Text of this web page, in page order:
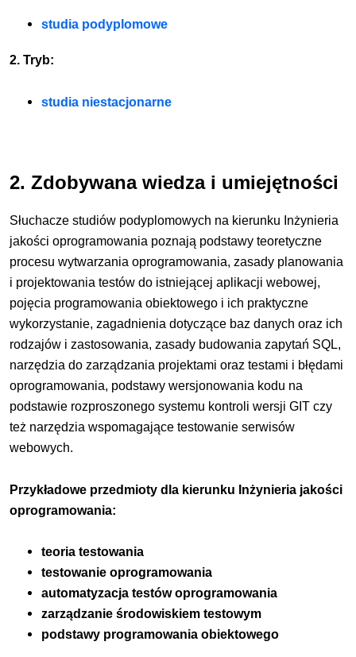
studia podyplomowe
2. Tryb:
studia niestacjonarne
2. Zdobywana wiedza i umiejętności
Słuchacze studiów podyplomowych na kierunku Inżynieria
jakości oprogramowania poznają podstawy teoretyczne
procesu wytwarzania oprogramowania, zasady planowania
i projektowania testów do istniejącej aplikacji webowej,
pojęcia programowania obiektowego i ich praktyczne
wykorzystanie, zagadnienia dotyczące baz danych oraz ich
rodzajów i zastosowania, zasady budowania zapytań SQL,
narzędzia do zarządzania projektami oraz testami i błędami
oprogramowania, podstawy wersjonowania kodu na
podstawie rozproszonego systemu kontroli wersji GIT czy
też narzędzia wspomagające testowanie serwisów
webowych.
Przykładowe przedmioty dla kierunku Inżynieria jakości
oprogramowania:
teoria testowania
testowanie oprogramowania
automatyzacja testów oprogramowania
zarządzanie środowiskiem testowym
podstawy programowania obiektowego